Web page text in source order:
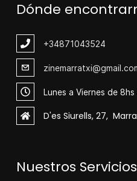
Dónde
+34871043524
Lunes a Viernes de 8hs
D'es Siurells, 27,
Nuestros Servicios